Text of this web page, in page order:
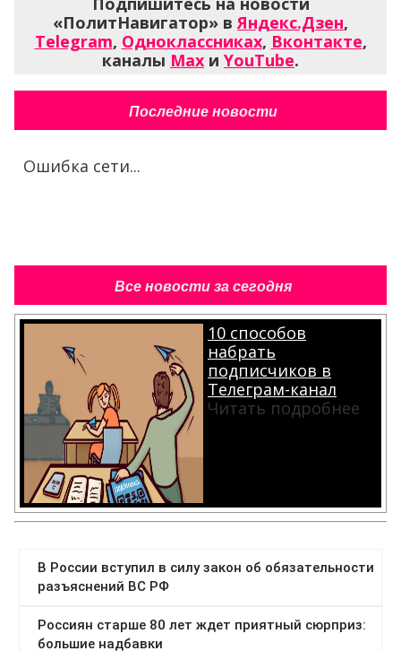
«ПолитНавигатор» вЯндекс.Дзен,
Telegram, Одноклассниках, Вконтакте,
каналы Max и YouTube.
Последние новости
Ошибка сети...
Все новости за сегодня
10 способов
набрать
подписчиков в
Телеграм-канал
Читать подробнее